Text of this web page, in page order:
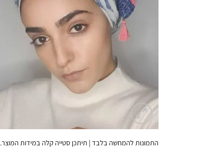
התמונות להמחשה בלבד | תיתכן סטייה קלה במידות המוצר.